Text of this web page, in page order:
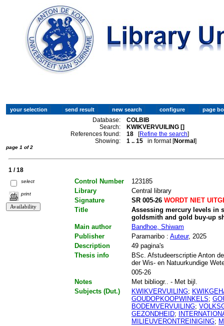
Database:
COLBIB
Search:
KWIKVERVUILING []
References found:
18 [Refine the search]
Showing:
1 .. 15 in format [Normal]
page 1 of 2
1 / 18
select
print
Control Number
123185
Library
Central library
Signature
SR 005-26WORDT NIET
Title
Assessing mercury levels in
goldsmith and gold buy-up
Main author
Bandhoe, Shiwam
Publisher
Paramaribo : Auteur, 2025
Description
49 pagina's
Thesis info
BSc. Afstudeerscriptie Anton
der Wis- en Natuurkundige
005-26
Notes
Met bibliogr.. - Met bijl.
Subjects (Dut.)
KWIKVERVUILING;
GOUDOPKOOPWINKELS;
BODEMVERVUILING;
GEZONDHEID;
MILIEUVERONTREINIGING;